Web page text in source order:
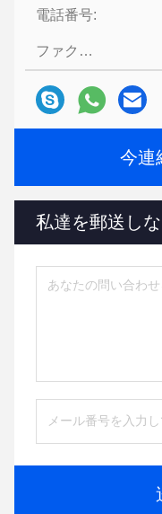
電話番号:
ファクシミリ:
今連
私達を郵送し